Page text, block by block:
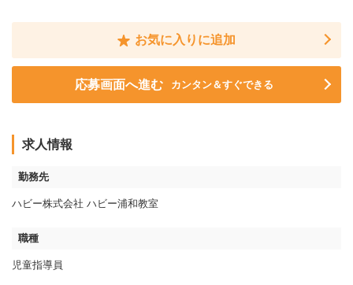
お気に入りに追加
応募画面へ進む カンタン＆すぐできる
求人情報
勤務先
ハビー株式会社 ハビー浦和教室
職種
児童指導員